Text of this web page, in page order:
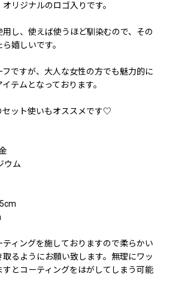
リジナルのロゴ入りです。
し、使えば使うほど馴染むので、その
嬉しいです。
ですが、大人な女性の方でも魅力的に
テムとなっております。
セット使いもオススメです♡
ム
ィングを施しておりますので柔らかい
るようにお願い致します。無理にワッ
とコーティングをはがしてしまう可能